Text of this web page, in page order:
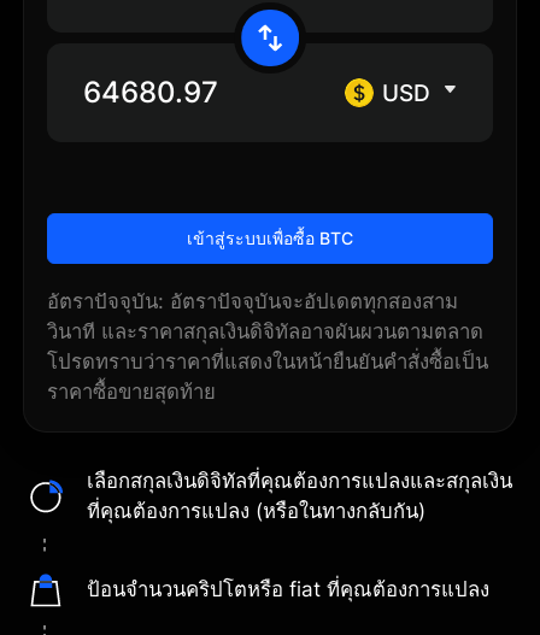
เลือกสกุลเงินดิจิทัลที่คุณต้องการแปลงและสกุลเงิน
ที่คุณต้องการแปลง (หรือในทางกลับกัน)
ป้อนจำนวนคริปโตหรือ fiat ที่คุณต้องการแปลง
USD
เข้าสู่ระบบเพื่อซื้อ BTC
อัตราปัจจุบัน: อัตราปัจจุบันจะอัปเดตทุกสองสาม
วินาที และราคาสกุลเงินดิจิทัลอาจผันผวนตามตลาด
โปรดทราบว่าราคาที่แสดงในหน้ายืนยันคำสั่งซื้อเป็น
ราคาซื้อขายสุดท้าย